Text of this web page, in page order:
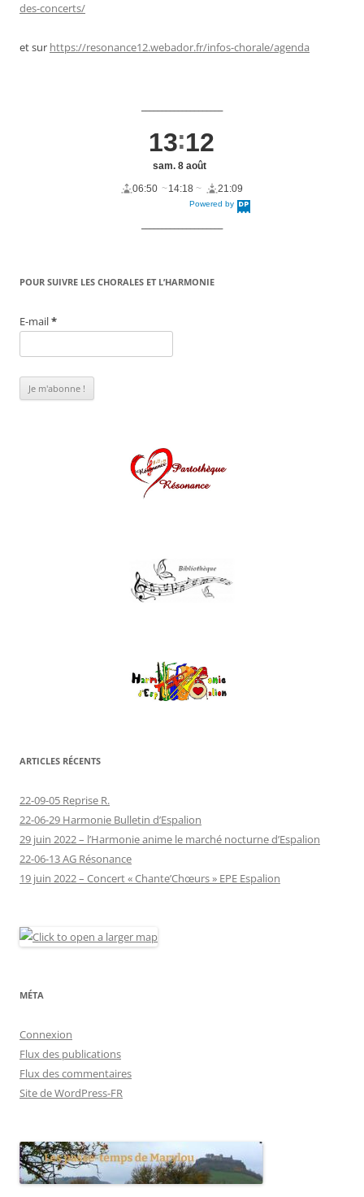
des-concerts/
et sur https://resonance12.webador.fr/infos-chorale/agenda
Powered by
13 12
sam. 8 août
06:50
14:18 21:09
POUR SUIVRE LES CHORALES ET L’HARMONIE
E-mail*
ARTICLES RÉCENTS
22-09-05 Reprise R.
22-06-29 Harmonie Bulletin d’Espalion
29 juin 2022 – l’Harmonie anime le marché nocturne d’Espalion
22-06-13 AG Résonance
19 juin 2022 – Concert « Chante’Chœurs » EPE Espalion
MÉTA
Connexion
Flux des publications
Flux des commentaires
Site de WordPress-FR